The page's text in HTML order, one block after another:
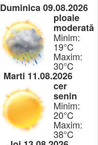
Duminica 09.08.2026
ploaie
moderată
Minim:
19°C
Maxim:
30°C
Marti 11.08.2026
cer
senin
Minim:
20°C
Maxim:
38°C